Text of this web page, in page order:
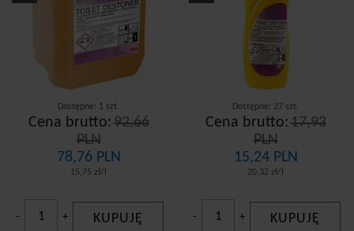
Dostępne: 1 szt.
Cena brutto: 92,66
PLN
78,76 PLN
15,75 zł/l
- + KUPUJĘ
Dostępne: 27 szt.
Cena brutto: 17,93
PLN
15,24 PLN
20,32 zł/l
- + KUPUJĘ